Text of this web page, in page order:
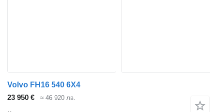
Volvo FH16 540 6X4
23 950 €
≈ 46 920 лв.